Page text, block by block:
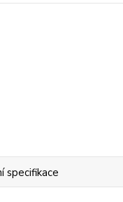
specifikace